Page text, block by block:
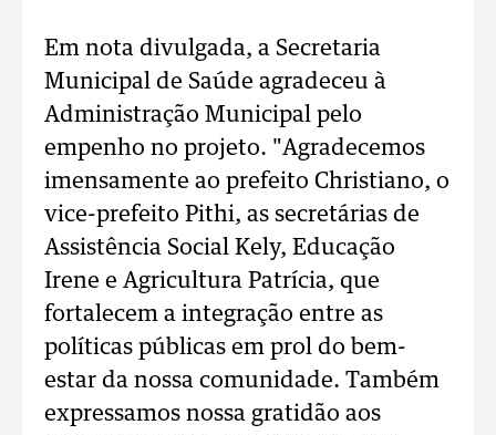
Em nota divulgada, a Secretaria
Municipal de Saúde agradeceu à
Administração Municipal pelo
empenho no projeto. "Agradecemos
imensamente ao prefeito Christiano, o
vice-prefeito Pithi, as secretárias de
Assistência Social Kely, Educação
Irene e Agricultura Patrícia, que
fortalecem a integração entre as
políticas públicas em prol do bem-
estar da nossa comunidade. Também
expressamos nossa gratidão aos